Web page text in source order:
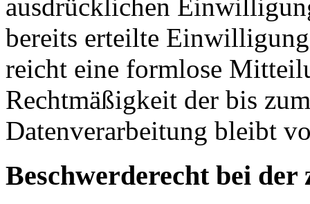
ausdrücklichen
bereits erteilte
reicht eine formlose
Rechtmäßigkeit der bis
Datenverarbeitung bleibt
Beschwerderecht bei